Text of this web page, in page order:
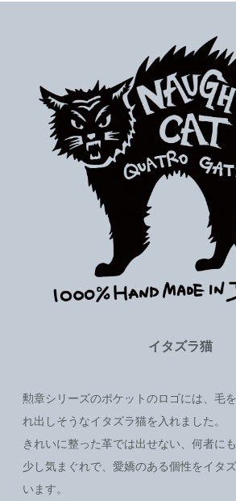
イタズラ猫
勲章シリーズのポケットのロゴには、毛
れ出しそうなイタズラ猫を入れました。
きれいに整った革では出せない、何者に
少し気まぐれで、愛嬌のある個性をイタ
います。